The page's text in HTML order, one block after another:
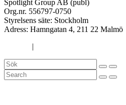
Spotlight Group AB (publ)
Org.nr. 556797-0750
Styrelsens säte: Stockholm
Adress: Hamngatan 4, 211 22 Malmö
|